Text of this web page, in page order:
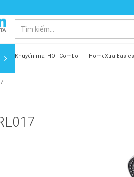
Khuyến mãi HOT-Combo HomeXtra Basics